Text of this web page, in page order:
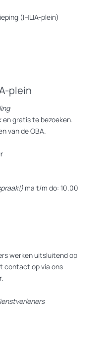
(IHLIA-plein)
plein
gratis te bezoeken.
van de OBA.
ma t/m do: 10.00
werken uitsluitend op
contact op via ons